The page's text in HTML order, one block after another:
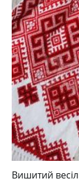
Вишитий